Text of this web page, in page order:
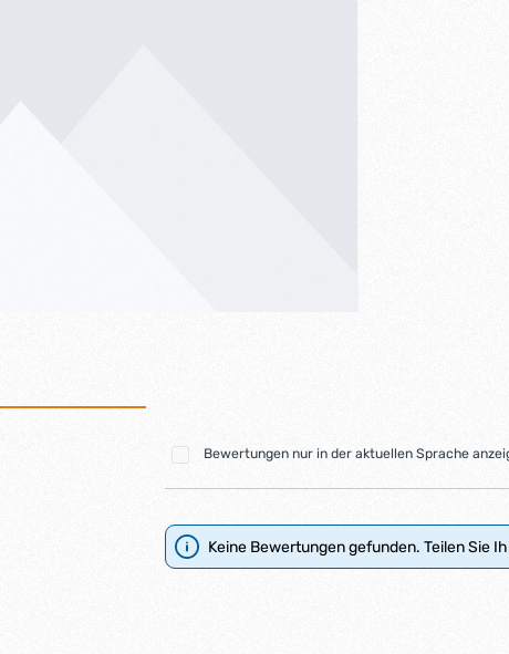
Bewertungen nur in der aktuellen Sprache
Keine Bewertungen gefunden. Teilen Sie